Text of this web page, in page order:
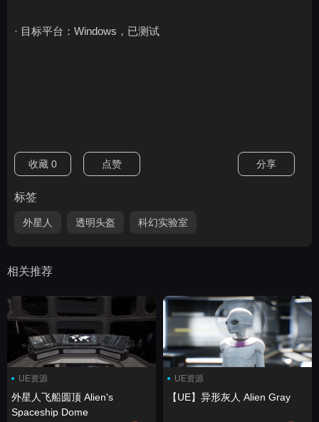
· 目标平台：Windows，已测试
收藏 0 点赞 分享
标签
外星人 透明头盔 科幻实验室
相关推荐
UE资源
外星人飞船圆顶 Alien's
Spaceship Dome
UE资源
【UE】异形灰人 Alien Gray